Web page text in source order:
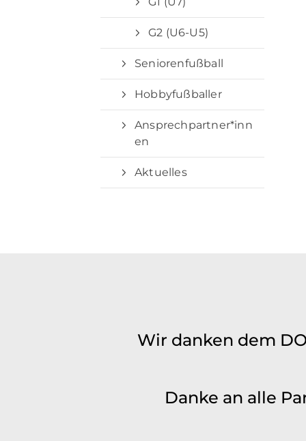
G2 (U6-U5)
Seniorenfußball
Hobbyfußballer
Ansprechpartner*inn
en
Aktuelles
Wir danken dem
Danke an alle